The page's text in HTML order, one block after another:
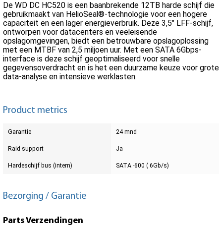
De WD DC HC520 is een baanbrekende 12TB harde schijf die
gebruikmaakt van HelioSeal®-technologie voor een hogere
capaciteit en een lager energieverbruik. Deze 3,5" LFF-schijf,
ontworpen voor datacenters en veeleisende
opslagomgevingen, biedt een betrouwbare opslagoplossing
met een MTBF van 2,5 miljoen uur. Met een SATA 6Gbps-
interface is deze schijf geoptimaliseerd voor snelle
gegevensoverdracht en is het een duurzame keuze voor grote
data-analyse en intensieve werklasten.
Product metrics
Garantie 24 mnd
Raid support Ja
Hardeschijf bus (intern) SATA -600 ( 6Gb/s)
Bezorging / Garantie
Parts Verzendingen